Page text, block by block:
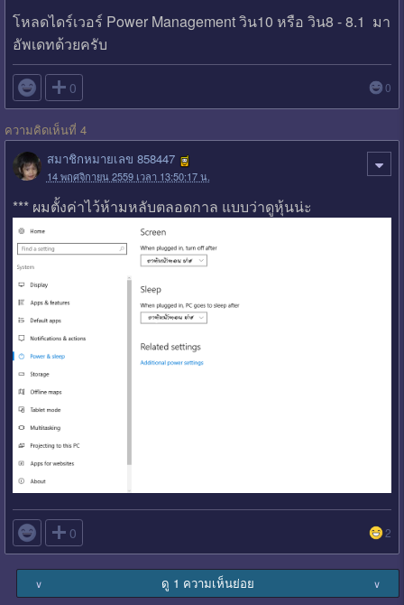
โหลดไดร์เวอร์ Power Management วิน10 หรือ วิน8 - 8.1 มา
อัพเดทด้วยครับ
 0 0
ความคิดเห็นที่ 4
สมาชิกหมายเลข 858447
14 พฤศจิกายน 2559 เวลา 13:50:17 น.
*** ผมตั้งค่าไว้ห้ามหลับตลอดกาล แบบว่าดูหุ้นน่ะ
 0 2
∨ ดู 1 ความเห็นย่อย ∨